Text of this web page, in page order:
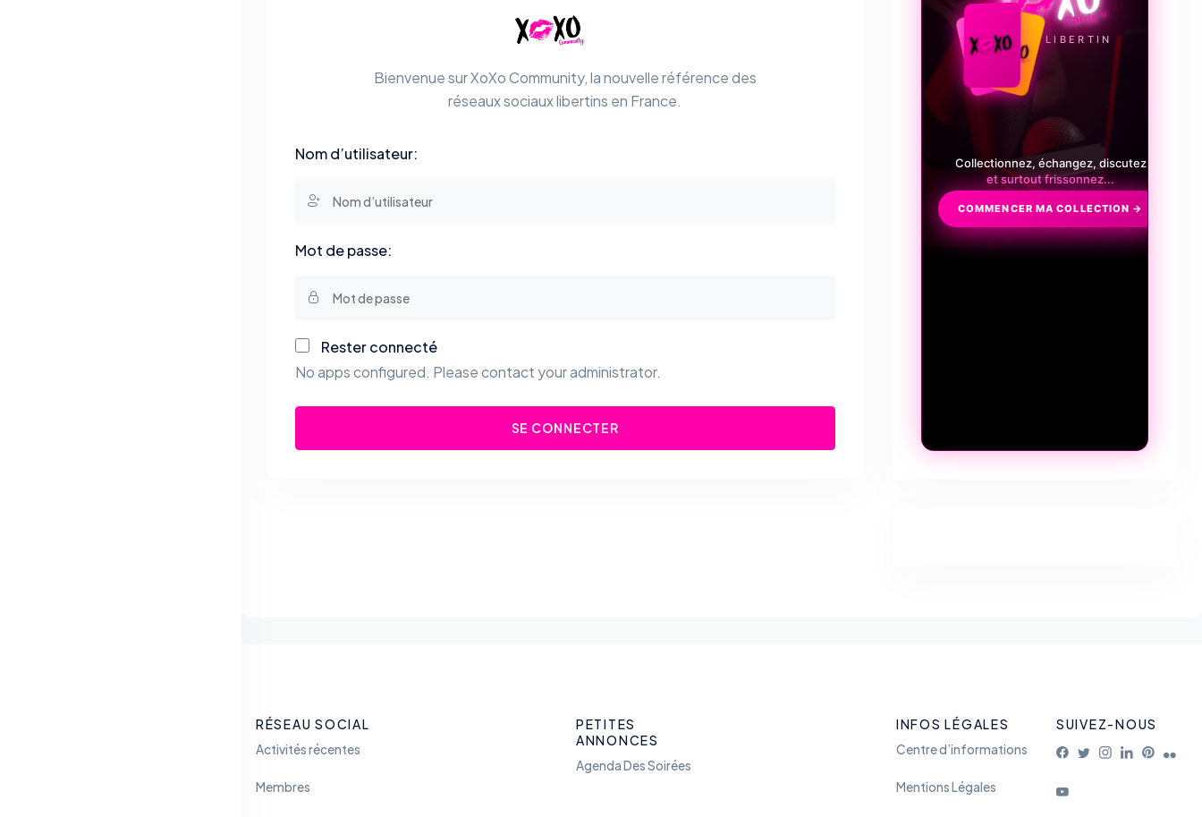
Bienvenue sur XoXo Community, la nouvelle référence des
réseaux sociaux libertins en France.
Nom d’utilisateur:
Mot de passe:
Rester connecté
No apps configured. Please contact your administrator.
SE CONNECTER
LE JEU LIBERTIN
Collectionnez, échangez, discutez
et surtout frissonnez...
COMMENCER MA COLLECTION →
RÉSEAU SOCIAL
Activités récentes
Membres
PETITES
ANNONCES
Agenda Des Soirées
INFOS LÉGALES
Centre d’informations
Mentions Légales
SUIVEZ-NOUS